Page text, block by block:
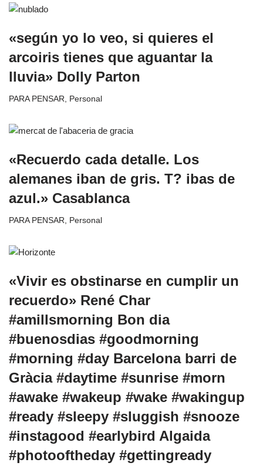
«según yo lo veo, si quieres el
arcoiris tienes que aguantar la
lluvia» Dolly Parton
PARA PENSAR, Personal
«Recuerdo cada detalle. Los
alemanes iban de gris. T? ibas de
azul.» Casablanca
PARA PENSAR, Personal
«Vivir es obstinarse en cumplir un
recuerdo» René Char
#amillsmorning Bon dia
#buenosdias #goodmorning
#morning #day Barcelona barri de
Gràcia #daytime #sunrise #morn
#awake #wakeup #wake #wakingup
#ready #sleepy #sluggish #snooze
#instagood #earlybird Algaida
#photooftheday #gettingready